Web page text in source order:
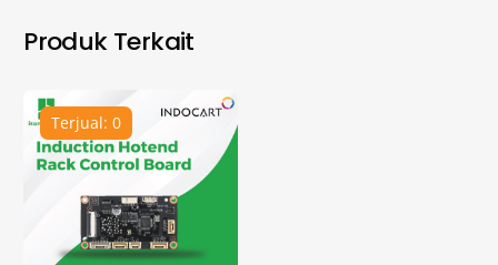
Produk Terkait
Terjual: 0